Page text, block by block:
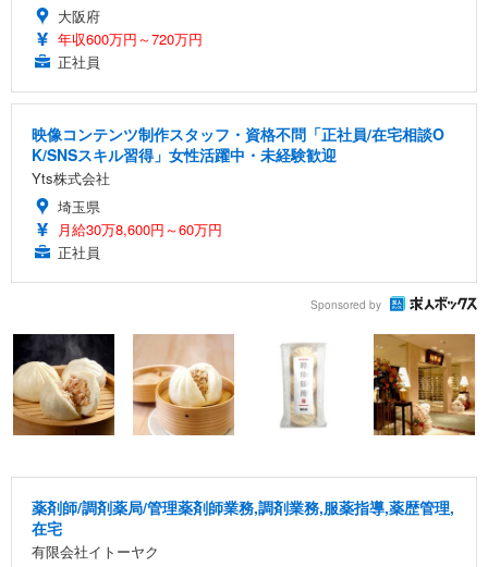
大阪府
年収600万円～720万円
正社員
映像コンテンツ制作スタッフ・資格不問「正社員/在宅相談O
K/SNSスキル習得」女性活躍中・未経験歓迎
Yts株式会社
埼玉県
月給30万8,600円～60万円
正社員
Sponsored by
薬剤師/調剤薬局/管理薬剤師業務,調剤業務,服薬指導,薬歴管理,
在宅
有限会社イトーヤク